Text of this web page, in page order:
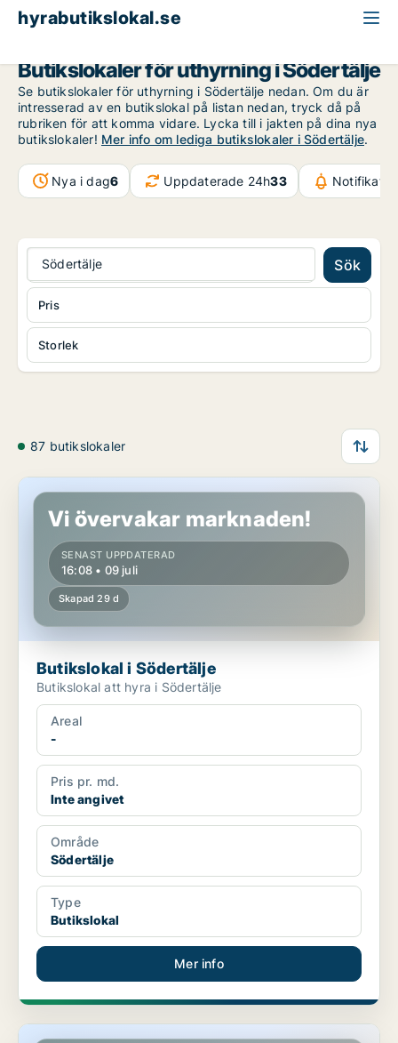
hyrabutikslokal.se
Butikslokaler för uthyrning i Södertälje
Se butikslokaler för uthyrning i Södertälje nedan. Om du är
intresserad av en butikslokal på listan nedan, tryck då på
rubriken för att komma vidare. Lycka till i jakten på dina nya
butikslokaler! Mer info om lediga butikslokaler i Södertälje.
Nya i dag6 Uppdaterade 24h33
Södertälje Sök
Storlek
Pris
87 butikslokaler
Butikslokal i Södertälje
Vi övervakar marknaden!
SENAST UPPDATERAD
16:08 • 09 juli
Skapad 29 d
Butikslokal i Södertälje
Butikslokal att hyra i Södertälje
Areal
-
Pris pr. md.
Inte angivet
Område
Södertälje
Type
Butikslokal
Mer info
Butikslokal i Södertälje